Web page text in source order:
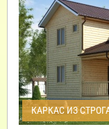
КАРКАС ИЗ